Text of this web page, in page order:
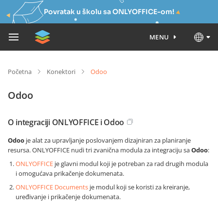
Povratak u školu sa ONLYOFFICE-om!
MENU
Početna Konektori Odoo
Odoo
O integraciji ONLYOFFICE i Odoo
Odoo je alat za upravljanje poslovanjem dizajniran za planiranje
resursa. ONLYOFFICE nudi tri zvanična modula za integraciju saOdoo:
ONLYOFFICE je glavni modul koji je potreban za rad drugih modula
i omogućava prikačenje dokumenata.
ONLYOFFICE Documents je modul koji se koristi za kreiranje,
uređivanje i prikačenje dokumenata.